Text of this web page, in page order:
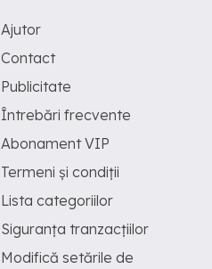
Ajutor
Contact
Publicitate
Întrebări frecvente
Abonament VIP
Termeni și condiții
Lista categoriilor
Siguranța tranzacțiilor
Modifică setările de